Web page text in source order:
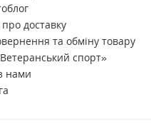
доставку
та обміну товару
спорт»
нами